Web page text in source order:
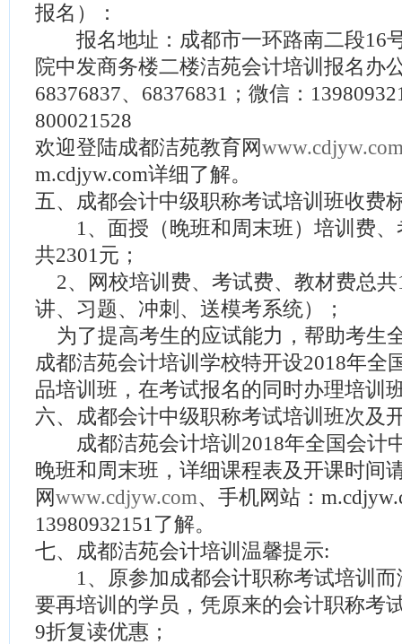
报名）：
报名地址：成都市一环路南二段16
院中发商务楼二楼洁苑会计培训报名办
68376837、68376831；微信：
800021528
欢迎登陆成都洁苑教育网
m.cdjyw.com详细了解。
五、成都会计中级职称考试培训班收费
1、面授（晚班和周末班）培训费、
共2301元；
2、网校培训费、考试费、教材费总共
讲、习题、冲刺、送模考系统）；
为了提高考生的应试能力，帮助考生
成都洁苑会计培训学校特开设2018年全
品培训班，在考试报名的同时办理培训
六、成都会计中级职称考试培训班次及
成都洁苑会计培训2018年全国会计
晚班和周末班，详细课程表及开课时间
网www.cdjyw.com、手机网站：
13980932151了解。
七、成都洁苑会计培训温馨提示:
1、原参加成都会计职称考试培训而
要再培训的学员，凭原来的会计职称考
9折复读优惠；